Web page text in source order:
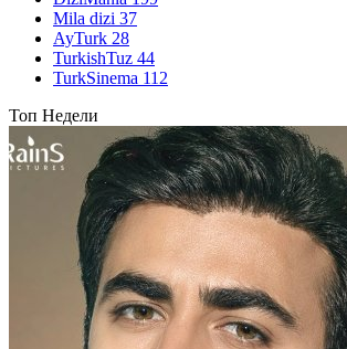
Mila dizi 37
AyTurk 28
TurkishTuz 44
TurkSinema 112
Топ Недели